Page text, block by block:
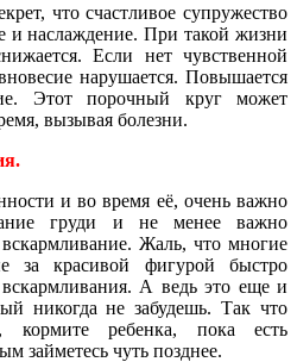
что счастливое супружество
и наслаждение. При такой жизни
Если нет чувственной
нарушается. Повышается
Этот порочный круг может
вызывая болезни.
и во время её, очень важно
груди и не менее важно
вскармливание. Жаль, что многие
за красивой фигурой быстро
А ведь это еще и
никогда не забудешь. Так что
ребенка, пока есть
займетесь чуть позднее.